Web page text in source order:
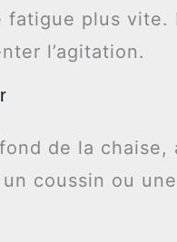
plus vite.
l’agitation.
de la
coussin ou